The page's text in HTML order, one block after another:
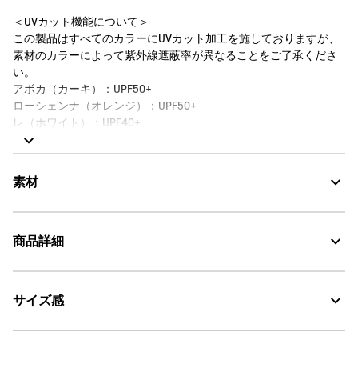
＜UVカット機能について＞
この製品はすべてのカラーにUVカット加工を施しておりますが、
素材のカラーによって紫外線遮蔽率が異なることをご了承くださ
い。
アボカ（カーキ）：UPF50+
ローシェンナ（オレンジ）：UPF50+
レ（ホワイト）：UPF40+
ノワール（ブラック）：UPF40+
吸水速乾
UVカット
背面右脇裾にAIGLEバードロゴ
素材
DFT：吸水・速乾
商品詳細
・色：アボカ (001)
サイズ感